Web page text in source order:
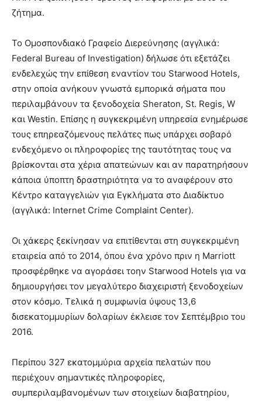
ζήτημα.
Το Ομοσπονδιακό Γραφείο Διερεύνησης (αγγλικά:
Federal Bureau of Investigation) δήλωσε ότι εξετάζει
ενδελεχώς την επίθεση εναντίον του Starwood Hotels,
στην οποία ανήκουν γνωστά εμπορικά σήματα που
περιλαμβάνουν τα ξενοδοχεία Sheraton, St. Regis, W
και Westin. Επίσης η συγκεκριμένη υπηρεσία ενημέρωσε
τους επηρεαζόμενους πελάτες πως υπάρχει σοβαρό
ενδεχόμενο οι πληροφορίες της ταυτότητας τους να
βρίσκονται στα χέρια απατεώνων και αν παρατηρήσουν
κάποια ύποπτη δραστηριότητα να το αναφέρουν στο
Κέντρο καταγγελιών για Εγκλήματα στο Διαδίκτυο
(αγγλικά: Internet Crime Complaint Center).
Οι χάκερς ξεκίνησαν να επιτίθενται στη συγκεκριμένη
εταιρεία από το 2014, όπου ένα χρόνο πριν η Marriott
προσφέρθηκε να αγοράσει τοην Starwood Hotels για να
δημιουργήσει τον μεγαλύτερο διαχειριστή ξενοδοχείων
στον κόσμο. Τελικά η συμφωνία ύψους 13,6
δισεκατομμυρίων δολαρίων έκλεισε τον Σεπτέμβριο του
2016.
Περίπου 327 εκατομμύρια αρχεία πελατών που
περιέχουν σημαντικές πληροφορίες,
συμπεριλαμβανομένων των στοιχείων διαβατηρίου,